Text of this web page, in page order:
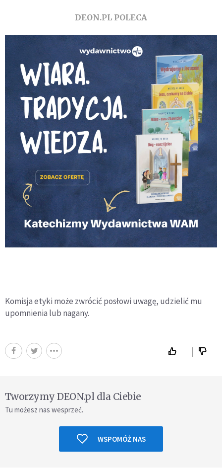
DEON.PL POLECA
Komisja etyki może zwrócić posłowi uwagę, udzielić mu
upomnienia lub nagany.
Tworzymy DEON.pl dla Ciebie
Tu możesz nas wesprzeć.
WSPOMÓŻ NAS